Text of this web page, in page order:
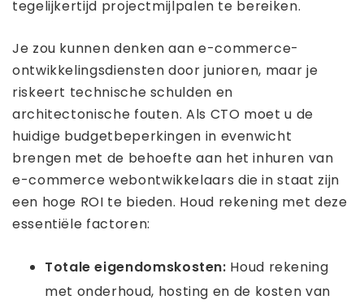
tegelijkertijd projectmijlpalen te bereiken.
Je zou kunnen denken aan e-commerce-
ontwikkelingsdiensten door junioren, maar je
riskeert technische schulden en
architectonische fouten. Als CTO moet u de
huidige budgetbeperkingen in evenwicht
brengen met de behoefte aan het inhuren van
e-commerce webontwikkelaars die in staat zijn
een hoge ROI te bieden. Houd rekening met deze
essentiële factoren:
Totale eigendomskosten: Houd rekening
met onderhoud, hosting en de kosten van